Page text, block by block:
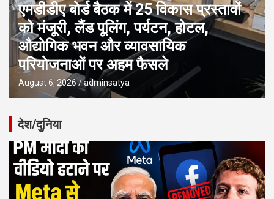
एमडीडीए बोर्ड बैठक में 25 विकास प्रस्तावों
को मंजूरी, लैंड पूलिंग, पर्यटन, होटल,
औद्योगिक भवन और व्यावसायिक
परियोजनाओं पर अहम फैसले
August 6, 2026 adminsatya
देश/दुनिया